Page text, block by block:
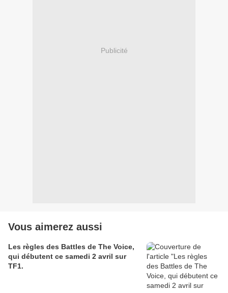
Publicité
Vous aimerez aussi
Les règles des Battles de The Voice,
qui débutent ce samedi 2 avril sur
TF1.